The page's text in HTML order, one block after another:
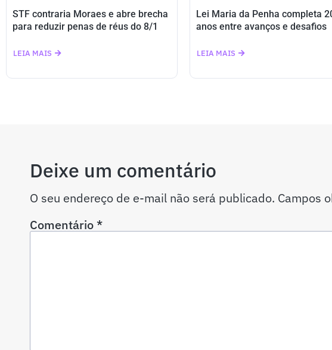
STF contraria Moraes e abre brecha
para reduzir penas de réus do 8/1
LEIA MAIS
Lei Maria da Penha completa
anos entre avanços e desafios
LEIA MAIS
Deixe um comentário
O seu endereço de e-mail não será publicado. Campos
Comentário*